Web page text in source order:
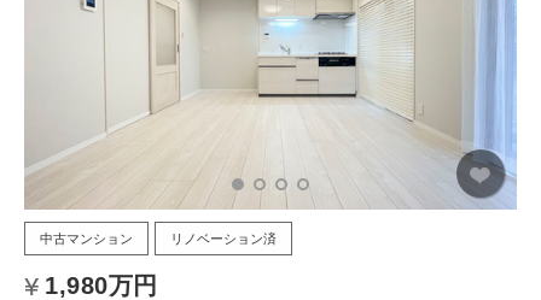
中古マンション リノベーション済
1,980万円